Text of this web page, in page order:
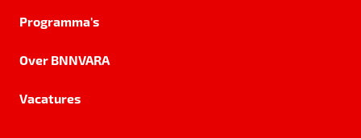
Programma's
Over BNNVARA
Vacatures